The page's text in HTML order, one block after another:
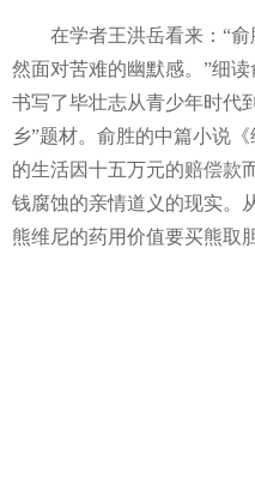
在学者王洪岳看来：“俞
然面对苦难的幽默感。”细
书写了毕壮志从青少年时代
乡”题材。俞胜的中篇小说
的生活因十五万元的赔偿款
钱腐蚀的亲情道义的现实。
熊维尼的药用价值要买熊取